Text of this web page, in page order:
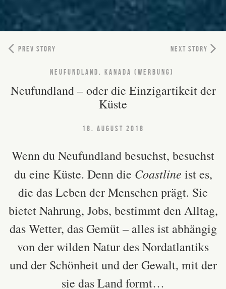
PREV STORY NEXT STORY
NEUFUNDLAND, KANADA (WERBUNG)
Neufundland – oder die Einzigartikeit der
Küste
18. AUGUST 2018
Wenn du Neufundland besuchst, besuchst
du eine Küste. Denn die Coastline ist es,
die das Leben der Menschen prägt. Sie
bietet Nahrung, Jobs, bestimmt den Alltag,
das Wetter, das Gemüt – alles ist abhängig
von der wilden Natur des Nordatlantiks
und der Schönheit und der Gewalt, mit der
sie das Land formt…